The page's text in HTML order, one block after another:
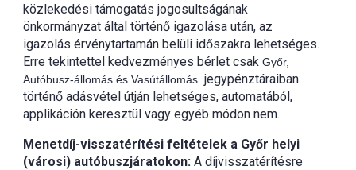
közlekedési támogatás jogosultságának
önkormányzat által történő igazolása után, az
igazolás érvénytartamán belüli időszakra lehetséges.
Erre tekintettel kedvezményes bérlet csak Győr,
Autóbusz-állomás és Vasútállomás jegypénztáraiban
történő adásvétel útján lehetséges, automatából,
applikáción keresztül vagy egyéb módon nem.
Menetdíj-visszatérítési feltételek a Győr helyi
(városi) autóbuszjáratokon: A díjvisszatérítésre